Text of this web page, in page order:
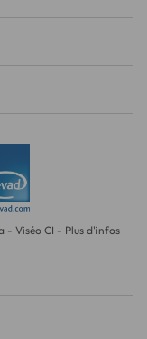
- Viséo CI - Plus d'infos